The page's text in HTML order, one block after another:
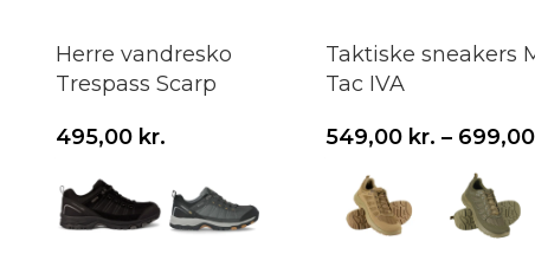
Herre vandresko
Trespass Scarp
495,00 kr.
Taktiske sneakers
Tac IVA
549,00 kr. – 699,00